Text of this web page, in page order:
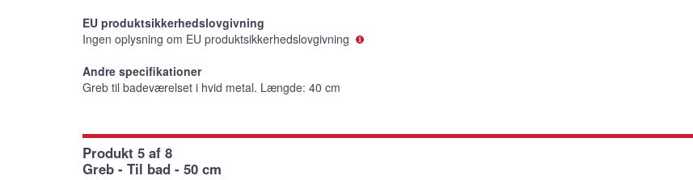
EU produktsikkerhedslovgivning
Ingen oplysning om EU produktsikkerhedslovgivning
Andre specifikationer
Greb til badeværelset i hvid metal. Længde: 40 cm
Produkt 5 af 8
Greb - Til bad - 50 cm